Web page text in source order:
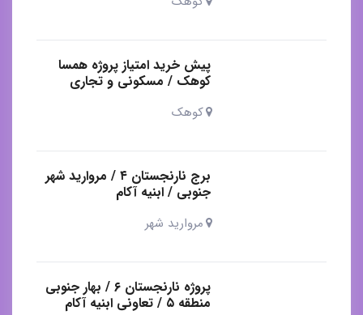
پیش خرید امتیاز پروژه همسا
کوهک / مسکونی و تجاری
کوهک
برج نارنجستان ۴ / مروارید شهر
جنوبی / ابنیه آکام
مروارید شهر
پروژه نارنجستان ۶ / بهار جنوبی
منطقه ۵ / تعاونی ابنیه آکام